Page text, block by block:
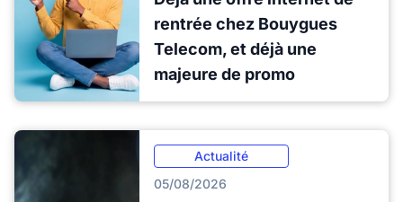
rentrée chez Bouygues
Telecom, et déjà une
majeure de promo
Actualité
05/08/2026